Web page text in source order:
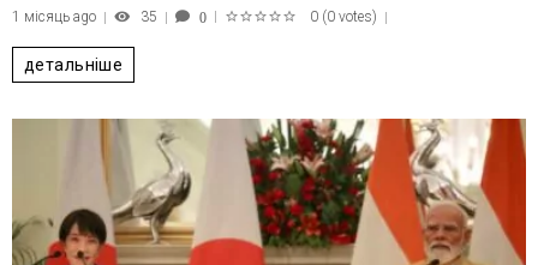
1 місяць ago
35 0 0 (0 votes)
детальніше